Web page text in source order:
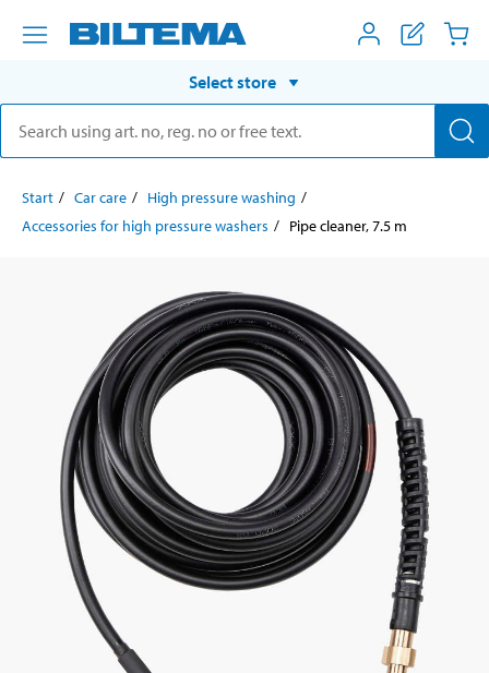
Select store
Start Car care
High pressure washing
Accessories for high pressure washers
Pipe cleaner, 7.5 m